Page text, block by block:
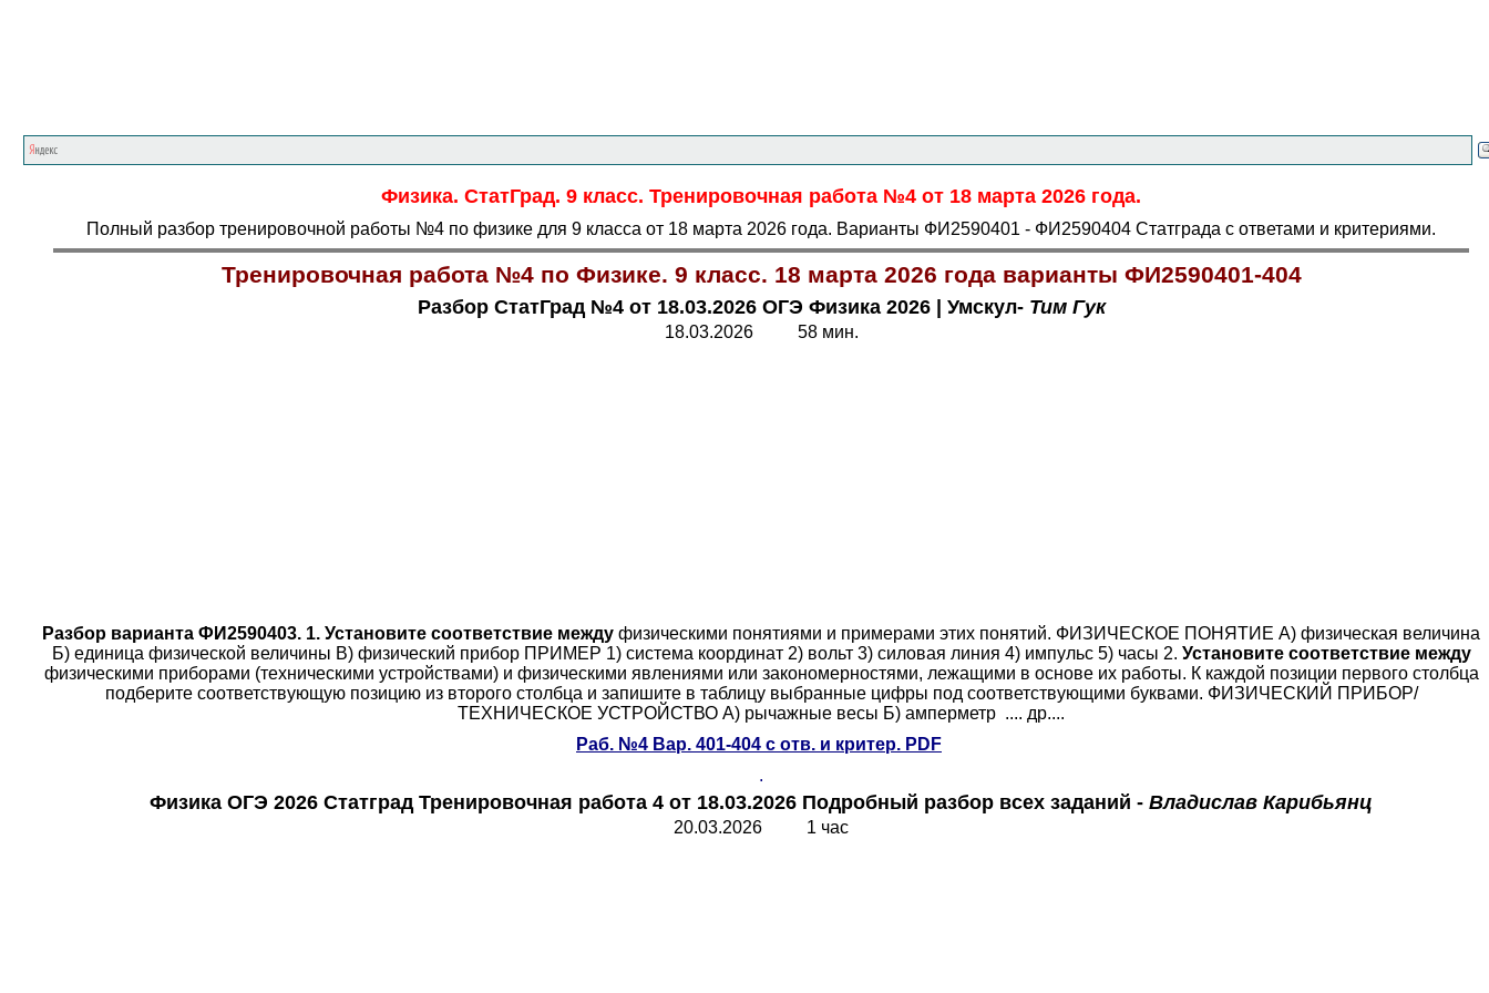
Физика. СтатГрад. 9 класс. Тренировочная работа №4 от 18 марта 2026 года.
Полный разбор тренировочной работы №4 по физике для 9 класса от 18 марта 2026 года. Варианты ФИ2590401 - ФИ2590404 Статграда с ответами и критериями.
Тренировочная работа №4 по Физике. 9 класс. 18 марта 2026 года варианты ФИ2590401-404
Разбор СтатГрад №4 от 18.03.2026 ОГЭ Физика 2026 Умскул- Тим Гук
18.03.2026 58 мин.
Разбор варианта ФИ2590403. 1. Установите соответствие между физическими понятиями и примерами этих понятий. ФИЗИЧЕСКОЕ ПОНЯТИЕ A) физическая величина
Б) единица физической величины B) физический прибор ПРИМЕР 1) система координат 2) вольт 3) силовая линия 4) импульс 5) часы 2. Установите соответствие между
физическими приборами (техническими устройствами) и физическими явлениями или закономерностями, лежащими в основе их работы. К каждой позиции первого столбца
подберите соответствующую позицию из второго столбца и запишите в таблицу выбранные цифры под соответствующими буквами. ФИЗИЧЕСКИЙ ПРИБОР/
ТЕХНИЧЕСКОЕ УСТРОЙСТВО А) рычажные весы Б) амперметр .... др....
Раб. №4 Вар. 401-404 с отв. и критер. PDF
.
Физика ОГЭ 2026 Статград Тренировочная работа 4 от 18.03.2026 Подробный разбор всех заданий - Владислав Карибьянц
20.03.2026 1 час